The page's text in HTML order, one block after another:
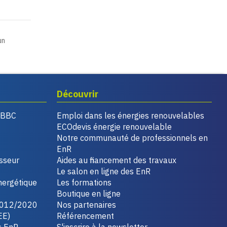
2020
Découvrir
Emploi dans les énergies renouvelables
ECOdevis énergie renouvelable
Notre communauté de professionnels en
EnR
Aides au financement des travaux
Le salon en ligne des EnR
Les formations
Boutique en ligne
Nos partenaires
Référencement